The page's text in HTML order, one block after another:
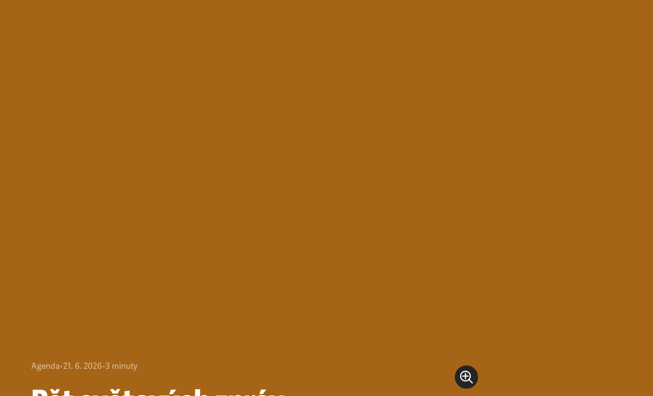
Agenda•21. 6. 2026•3 minuty